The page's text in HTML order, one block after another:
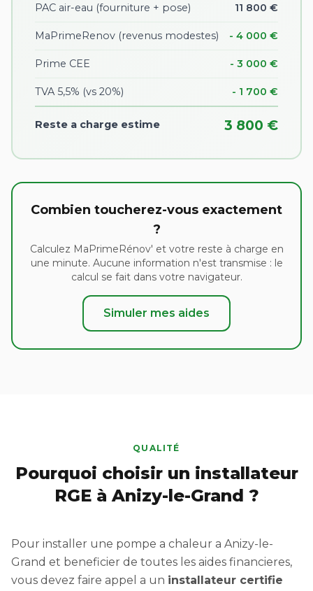
PAC air-eau (fourniture + pose) 11 800 €
MaPrimeRenov (revenus modestes) - 4 000 €
Prime CEE - 3 000 €
TVA 5,5% (vs 20%) - 1 700 €
Reste a charge estime 3 800 €
Combien toucherez-vous exactement
?
Calculez MaPrimeRénov' et votre reste à charge en
une minute. Aucune information n'est transmise : le
calcul se fait dans votre navigateur.
Simuler mes aides
QUALITÉ
Pourquoi choisir un installateur
RGE à Anizy-le-Grand ?
Pour installer une pompe a chaleur a Anizy-le-
Grand et beneficier de toutes les aides financieres,
vous devez faire appel a un installateur certifie